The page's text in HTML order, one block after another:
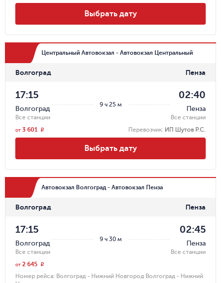
Выбрать дату
Центральный Автовокзал - Автовокзал Центральный
Волгоград Пенза
9 ч 25 м
17:15
Волгоград
Все станции
02:40
Пенза
Все станции
Перевозчик: ИП Шутов Р.С.
от 3 601 r
Выбрать дату
Автовокзал Волгоград - Автовокзал Пенза
Волгоград Пенза
9 ч 30 м
17:15
Волгоград
Все станции
02:45
Пенза
Все станции
Номер рейса: Волгоград - Нижний Новгород Волгоград - Нижний
от 2 645 r